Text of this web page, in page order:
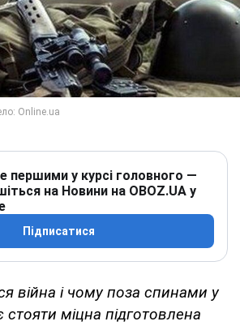
першими у курсі головного —
на Новини на OBOZ.UA у
Підписатися
війна і чому поза спинами у
міцна підготовлена